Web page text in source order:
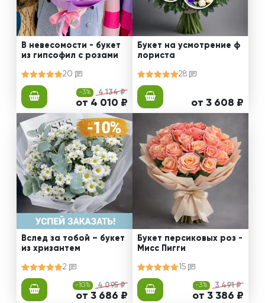
В невесомости - букет
из гипсофил с розами
20
-3% 4 134 ₽
от 4 010 ₽
Букет на усмотрение ф
лориста
28
от 3 608 ₽
Вслед за тобой – букет
из хризантем
2
-10% 4 095 ₽
от 3 686 ₽
Букет персиковых роз -
Мисс Пигги
15
-3% 3 491 ₽
от 3 386 ₽